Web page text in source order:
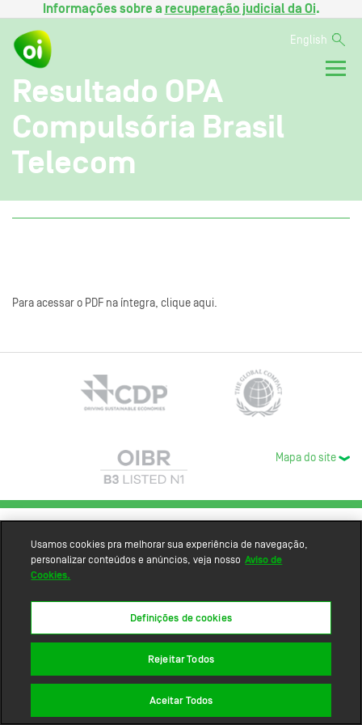
Informações sobre a recuperação judicial da Oi.
English
Resultado OPA
Compulsória Brasil
Telecom
Para acessar o PDF na íntegra, clique aqui.
Mapa do site
Usamos cookies pra melhorar sua experiência de navegação,
personalizar conteúdos e anúncios, veja nosso Aviso de
Cookies.
Definições de cookies
Rejeitar Todos
Aceitar Todos